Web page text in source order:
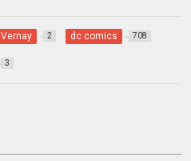
2 dc comics 708
3